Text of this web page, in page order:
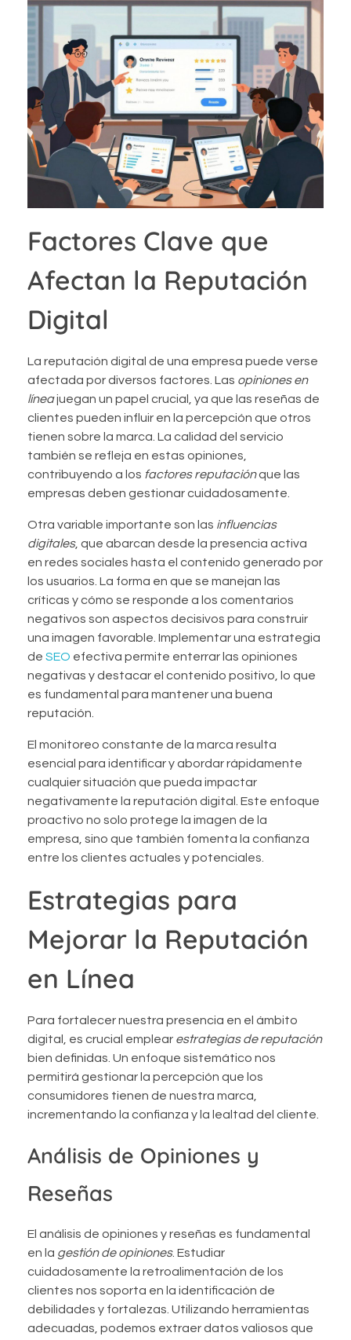
Factores Clave que
Afectan la Reputación
Digital
La reputación digital de una empresa puede verse
afectada por diversos factores. Las opiniones en
líneajuegan un papel crucial, ya que las reseñas de
clientes pueden influir en la percepción que otros
tienen sobre la marca. La calidad del servicio
también se refleja en estas opiniones,
contribuyendo a los factores reputaciónque las
empresas deben gestionar cuidadosamente.
Otra variable importante son las influencias
digitales, que abarcan desde la presencia activa
en redes sociales hasta el contenido generado por
los usuarios. La forma en que se manejan las
críticas y cómo se responde a los comentarios
negativos son aspectos decisivos para construir
una imagen favorable. Implementar una estrategia
de SEO efectiva permite enterrar las opiniones
negativas y destacar el contenido positivo, lo que
es fundamental para mantener una buena
reputación.
El monitoreo constante de la marca resulta
esencial para identificar y abordar rápidamente
cualquier situación que pueda impactar
negativamente la reputación digital. Este enfoque
proactivo no solo protege la imagen de la
empresa, sino que también fomenta la confianza
entre los clientes actuales y potenciales.
Estrategias para
Mejorar la Reputación
en Línea
Para fortalecer nuestra presencia en el ámbito
digital, es crucial emplear estrategias de reputación
bien definidas. Un enfoque sistemático nos
permitirá gestionar la percepción que los
consumidores tienen de nuestra marca,
incrementando la confianza y la lealtad del cliente.
Análisis de Opiniones y
Reseñas
El análisis de opiniones y reseñas es fundamental
en la gestión de opiniones. Estudiar
cuidadosamente la retroalimentación de los
clientes nos soporta en la identificación de
debilidades y fortalezas. Utilizando herramientas
adecuadas, podemos extraer datos valiosos que